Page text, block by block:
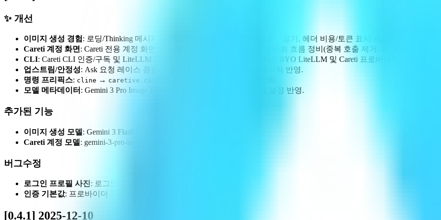
✨ 개선
이미지 생성 경험 : 로딩/Thinking 메시지 추가, 결과 이미지를 편집기 탭에서 열기, 헤더 비용/토큰 표시 개선.
Careti 계정 화면 : Careti 전용 계정 화면 추가 및 크레딧/사용량/결제 내역 조회 흐름 정비(중복 호출 제거, 갱신 주기 조정).
CLI: Careti CLI 인증/구독 및 LiteLLM BYO 설정/모델 목록 가져오기 개선, BYO LiteLLM 및 Careti 프로바이더 포함 정식
업스트림/안정성: Ask 요청 레이스 경합 해결, Cline v3.45.0 버그 픽스 체리픽 반영.
명령 프리픽스: cline → caretive.caret
모델 메타데이터 : Gemini 3 Pro Image Preview 이미지 지원/요금/Thinking 설정 반영.
추가된 기능
이미지 생성 모델 : Gemini 3 Flash Preview 신규 지원.
Careti 계정 모델 : gemini-3-pro-image-preview(나노바나나 pro) 추가.
버그수정
로그인 프로필 사진: 로그인 후 사진 미표시 문제 수정.
인증 기본값: 프로바이더 기본값을 Cline으로 조정.
[0.4.1] 2025-12-10